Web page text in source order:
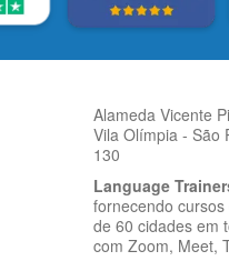
Alameda Vicente
Vila Olímpia - São
130
Language
fornecendo
de 60 cidades em
com Zoom, Meet,